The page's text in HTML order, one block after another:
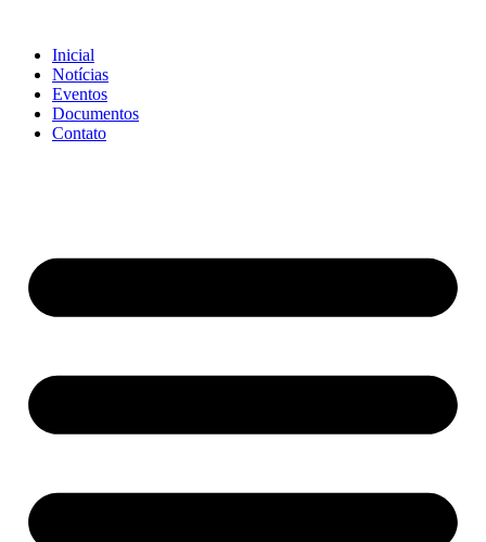
conteúdo
Inicial
Notícias
Eventos
Documentos
Contato